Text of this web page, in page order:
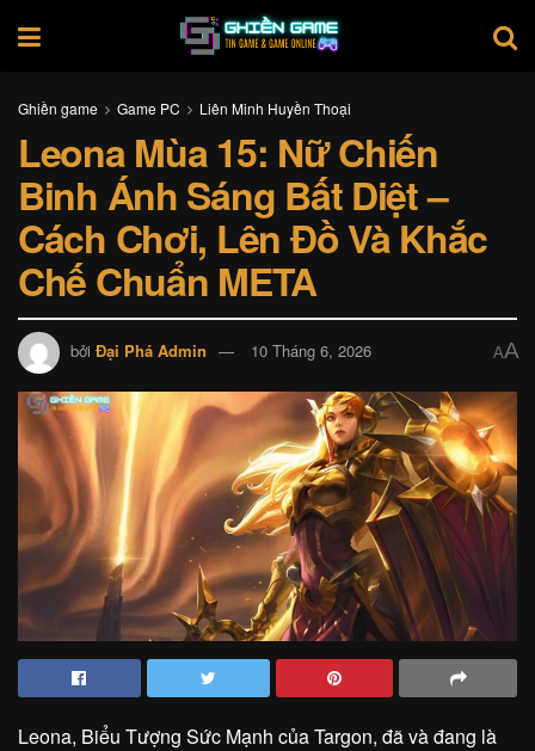
Ghiền game Game PC Liên Minh Huyền Thoại
Leona Mùa 15: Nữ Chiến
Binh Ánh Sáng Bất Diệt –
Cách Chơi, Lên Đồ Và Khắc
Chế Chuẩn META
bởi Đại Phá Admin 10 Tháng 6, 2026 AA
Leona, Biểu Tượng Sức Mạnh của Targon, đã và đang là